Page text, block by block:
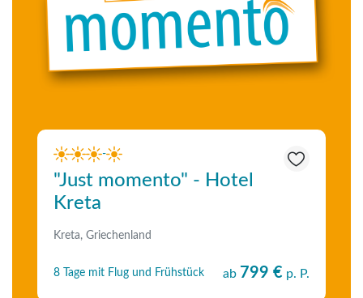
-
"Just momento" - Hotel
Kreta
Kreta, Griechenland
8 Tage mit Flug und Frühstück ab 799 € p. P.